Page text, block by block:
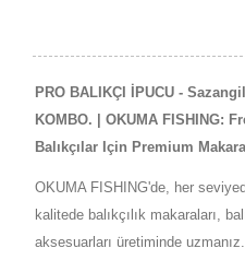
PRO BALIKÇI İPUCU -
KOMBO. | OKUMA FISHING:
Balıkçılar Için Premium
OKUMA FISHING'de, her
kalitede balıkçılık makaraları,
aksesuarları üretiminde